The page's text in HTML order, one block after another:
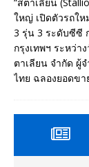
ใหญ่ เปิดตัวรถใ
3 รุ่น 3 ระดับซีซี
กรุงเทพฯ ระหว่
ตาเลียน จำกัด ผู้
ไทย ฉลองยอดขา